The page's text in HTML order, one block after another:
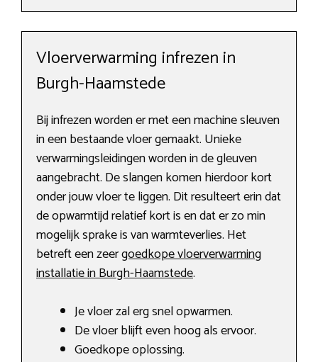
Vloerverwarming infrezen in
Burgh-Haamstede
Bij infrezen worden er met een machine sleuven
in een bestaande vloer gemaakt. Unieke
verwarmingsleidingen worden in de gleuven
aangebracht. De slangen komen hierdoor kort
onder jouw vloer te liggen. Dit resulteert erin dat
de opwarmtijd relatief kort is en dat er zo min
mogelijk sprake is van warmteverlies. Het
betreft een zeergoedkope vloerverwarming
installatie in Burgh-Haamstede.
Je vloer zal erg snel opwarmen.
De vloer blijft even hoog als ervoor.
Goedkope oplossing.